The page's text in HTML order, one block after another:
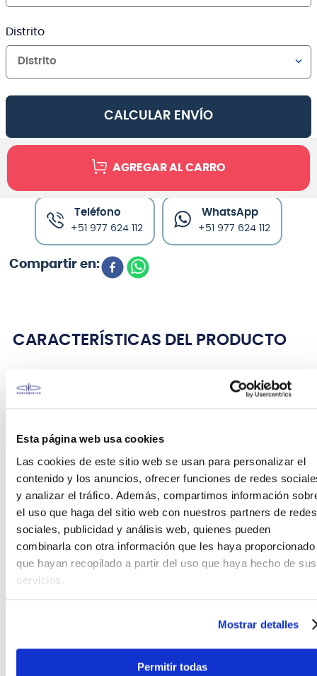
Esta página web usa cookies
Las cookies de este sitio web se usan para personalizar el
contenido y los anuncios, ofrecer funciones de redes
y analizar el tráfico. Además, compartimos información
el uso que haga del sitio web con nuestros partners de redes
sociales, publicidad y análisis web, quienes pueden
combinarla con otra información que les haya proporcionado
que hayan recopilado a partir del uso que haya hecho de sus
servicios.
Mostrar detalles
Permitir todas
Distrito
Distrito
CALCULAR ENVÍO
AGREGAR AL CARRO
Canales de venta y asesoría
Teléfono
+51 977 624 112
WhatsApp
+51 977 624 112
CARACTERÍSTICAS DEL PRODUCTO
American Professional Guitar Polish
de calidad. ¿Quién sabe más sobre el cuidado de
de 60 años de experiencia? Dale a tu instrumento
un cuidado extra con nuestro pulimento exclusivo,
formulado para funcionar de forma segura incluso
en los acabados más delicados, incluyendo la
nitrocelulosa. Nuestra fórmula personalizada
de la guitarra, a la vez que resiste el polvo, el sudor,